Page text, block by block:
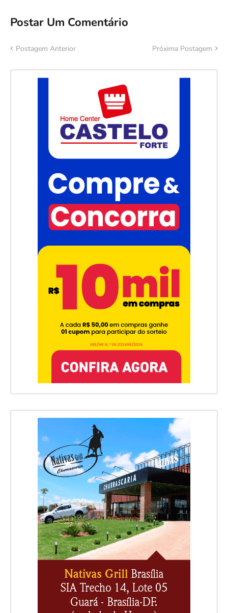
Postar Um Comentário
Postagem Anterior Próxima Postagem